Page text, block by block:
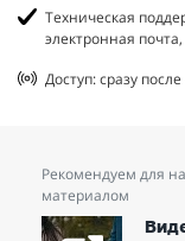
Техническая
электронная
Доступ: сразу
Рекомендуем для
материалом